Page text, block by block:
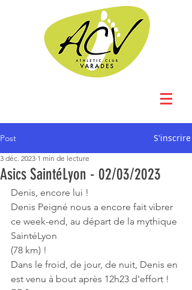
Post S'inscrire
Asics SaintéLyon - 02/03/2023
3 déc. 2023 1 min de lecture
Denis, encore lui !
Denis Peigné nous a encore fait vibrer
ce week-end, au départ de la mythique
SaintéLyon
(78 km) !
Dans le froid, de jour, de nuit, Denis en
est venu à bout après 12h23 d'effort !